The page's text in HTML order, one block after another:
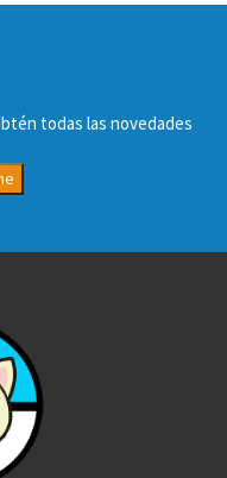
todas las novedades